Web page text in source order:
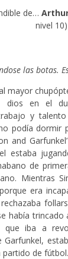
de…
nivel 10)
las botas.
mayor
dios en el
y
podía dormir
and
estaba
de
Mientras
era
había
que iba a
partido de fútbol.